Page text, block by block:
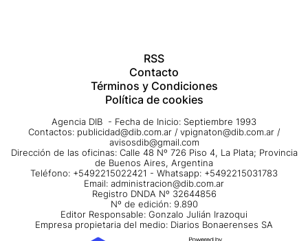
RSS
Contacto
Términos y Condiciones
Política de cookies
Agencia DIB - Fecha de Inicio: Septiembre 1993
Contactos: publicidad@dib.com.ar / vpignaton@dib.com.ar /
avisosdib@gmail.com
Dirección de las oficinas: Calle 48 Nº 726 Piso 4, La Plata; Provincia
de Buenos Aires, Argentina
Teléfono: +5492215022421 - Whatsapp: +5492215031783
Email: administracion@dib.com.ar
Registro DNDA Nº 32644856
Nº de edición: 9.890
Editor Responsable: Gonzalo Julián Irazoqui
Empresa propietaria del medio: Diarios Bonaerenses SA